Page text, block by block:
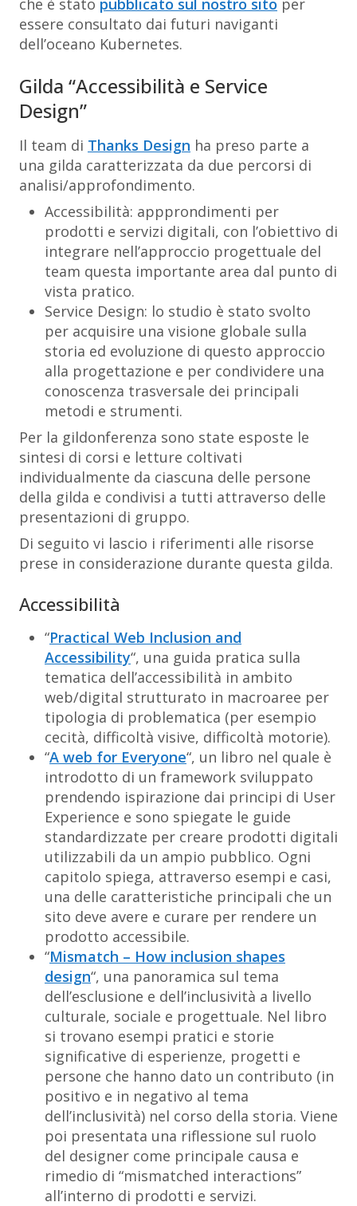
che è stato pubblicato sul nostro sito per
essere consultato dai futuri naviganti
dell’oceano Kubernetes.
Gilda “Accessibilità e Service
Design”
Il team di Thanks Design ha preso parte a
una gilda caratterizzata da due percorsi di
analisi/approfondimento.
Accessibilità: appprondimenti per
prodotti e servizi digitali, con l’obiettivo di
integrare nell’approccio progettuale del
team questa importante area dal punto di
vista pratico.
Service Design: lo studio è stato svolto
per acquisire una visione globale sulla
storia ed evoluzione di questo approccio
alla progettazione e per condividere una
conoscenza trasversale dei principali
metodi e strumenti.
Per la gildonferenza sono state esposte le
sintesi di corsi e letture coltivati
individualmente da ciascuna delle persone
della gilda e condivisi a tutti attraverso delle
presentazioni di gruppo.
Di seguito vi lascio i riferimenti alle risorse
prese in considerazione durante questa gilda.
Accessibilità
“Practical Web Inclusion and
Accessibility“, una guida pratica sulla
tematica dell’accessibilità in ambito
web/digital strutturato in macroaree per
tipologia di problematica (per esempio
cecità, difficoltà visive, difficoltà motorie).
“A web for Everyone“, un libro nel quale è
introdotto di un framework sviluppato
prendendo ispirazione dai principi di User
Experience e sono spiegate le guide
standardizzate per creare prodotti digitali
utilizzabili da un ampio pubblico. Ogni
capitolo spiega, attraverso esempi e casi,
una delle caratteristiche principali che un
sito deve avere e curare per rendere un
prodotto accessibile.
“Mismatch – How inclusion shapes
design“, una panoramica sul tema
dell’esclusione e dell’inclusività a livello
culturale, sociale e progettuale. Nel libro
si trovano esempi pratici e storie
significative di esperienze, progetti e
persone che hanno dato un contributo (in
positivo e in negativo al tema
dell’inclusività) nel corso della storia. Viene
poi presentata una riflessione sul ruolo
del designer come principale causa e
rimedio di “mismatched interactions”
all’interno di prodotti e servizi.